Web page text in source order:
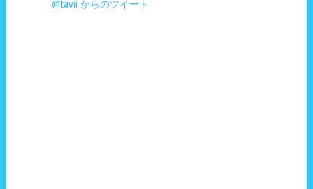
@tavii からのツイート